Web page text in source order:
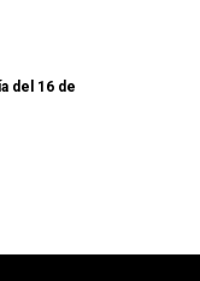
del 16 de